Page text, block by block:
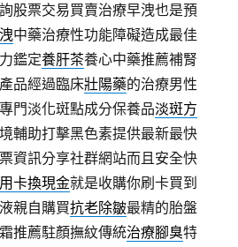
股票交易買賣治療早洩也是預
中藥治療性功能障礙造成最佳
鑑定養肝茶養心中藥推薦補腎
品經過臨床壯陽藥的治療男性
門淡化斑點成分保養品淡斑方
輔助打擊黑色素提供最新最快
資訊分享社群網站而且安全快
卡換現金就是收購你刷卡買到
親自購買抗老除皺最精的胎盤
推薦駐顏撫紋傳統治療腳臭特